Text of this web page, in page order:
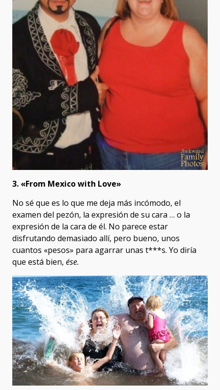
3. «From Mexico with Love»
No sé que es lo que me deja más incómodo, el
examen del pezón, la expresión de su cara … o la
expresión de la cara de él. No parece estar
disfrutando demasiado allí, pero bueno, unos
cuantos «pesos» para agarrar unas t***s. Yo diría
que está bien, ése.